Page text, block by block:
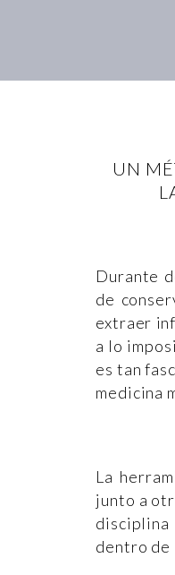
UN
Durante
de
extraer
a lo
es tan
medicina
La
junto a
disciplina
dentro